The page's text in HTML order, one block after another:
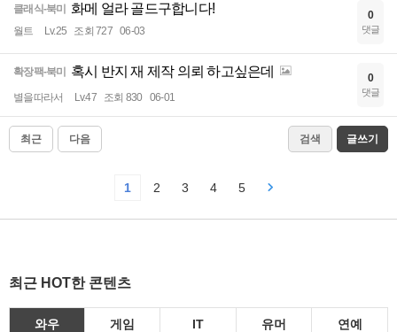
클래식-북미 화메 얼라 골드구합니다!
월트 Lv.25 조회 727 06-03
0
댓글
확장팩-북미 혹시 반지 재 제작 의뢰 하고싶은데
별을따라서 Lv.47 조회 830 06-01
0
댓글
최근 다음 검색 글쓰기
1 2 3 4 5
최근 HOT한 콘텐츠
와우 게임 IT 유머 연예